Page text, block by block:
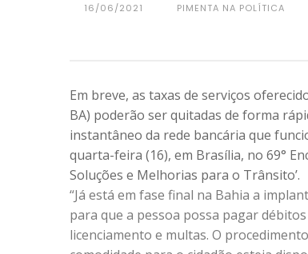
16/06/2021 PIMENTA NA POLÍTICA
Em breve, as taxas de serviços
BA) poderão ser quitadas de forma
instantâneo da rede bancária que
quarta-feira (16), em Brasília, no 69°
Soluções e Melhorias para o Trânsito’.
“Já está em fase final na Bahia a
para que a pessoa possa pagar
licenciamento e multas. O